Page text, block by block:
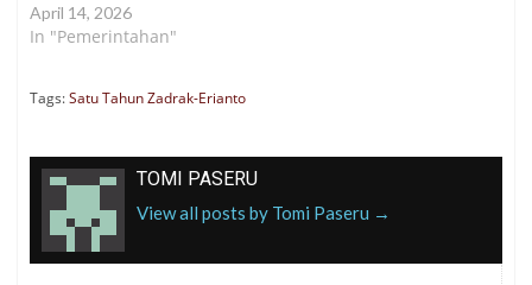
April 14, 2026
In "Pemerintahan"
Tags:Satu Tahun Zadrak-Erianto
TOMI PASERU
View all posts by Tomi Paseru →